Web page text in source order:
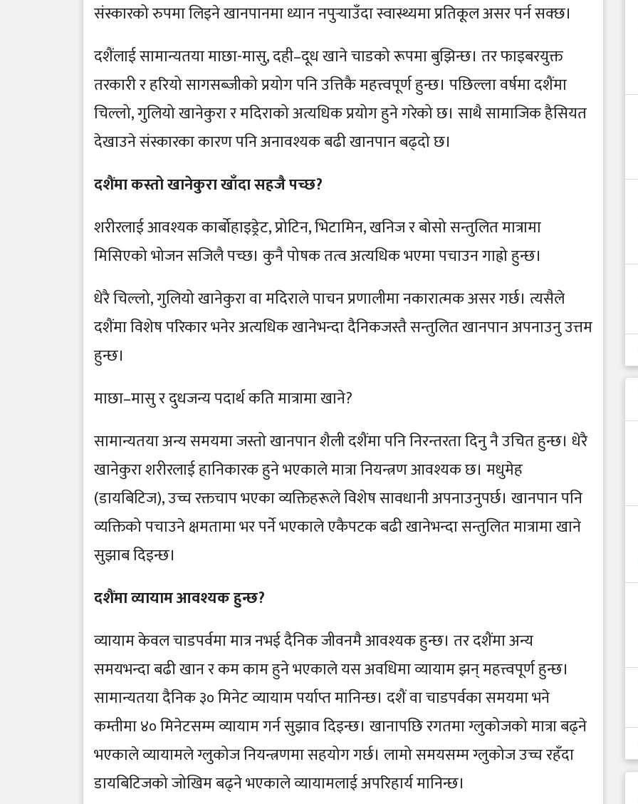
संस्कारको रुपमा लिइने खानपानमा ध्यान नपुर्‍याउँदा स्वास्थ्यमा प्रतिकूल असर पर्न सक्छ।
दशैंलाई सामान्यतया माछा-मासु, दही–दूध खाने चाडको रूपमा बुझिन्छ। तर फाइबरयुक्त
तरकारी र हरियो सागसब्जीको प्रयोग पनि उत्तिकै महत्त्वपूर्ण हुन्छ। पछिल्ला वर्षमा दशैंमा
चिल्लो, गुलियो खानेकुरा र मदिराको अत्यधिक प्रयोग हुने गरेको छ। साथै सामाजिक हैसियत
देखाउने संस्कारका कारण पनि अनावश्यक बढी खानपान बढ्दो छ।
दशैंमा कस्तो खानेकुरा खाँदा सहजै पच्छ?
शरीरलाई आवश्यक कार्बोहाइड्रेट, प्रोटिन, भिटामिन, खनिज र बोसो सन्तुलित मात्रामा
मिसिएको भोजन सजिलै पच्छ। कुनै पोषक तत्व अत्यधिक भएमा पचाउन गाह्रो हुन्छ।
धेरै चिल्लो, गुलियो खानेकुरा वा मदिराले पाचन प्रणालीमा नकारात्मक असर गर्छ। त्यसैले
दशैंमा विशेष परिकार भनेर अत्यधिक खानेभन्दा दैनिकजस्तै सन्तुलित खानपान अपनाउनु उत्तम
हुन्छ।
माछा–मासु र दुधजन्य पदार्थ कति मात्रामा खाने?
सामान्यतया अन्य समयमा जस्तो खानपान शैली दशैंमा पनि निरन्तरता दिनु नै उचित हुन्छ। धेरै
खानेकुरा शरीरलाई हानिकारक हुने भएकाले मात्रा नियन्त्रण आवश्यक छ। मधुमेह
(डायबिटिज), उच्च रक्तचाप भएका व्यक्तिहरूले विशेष सावधानी अपनाउनुपर्छ। खानपान पनि
व्यक्तिको पचाउने क्षमतामा भर पर्ने भएकाले एकैपटक बढी खानेभन्दा सन्तुलित मात्रामा खाने
सुझाब दिइन्छ।
दशैंमा व्यायाम आवश्यक हुन्छ?
व्यायाम केवल चाडपर्वमा मात्र नभई दैनिक जीवनमै आवश्यक हुन्छ। तर दशैंमा अन्य
समयभन्दा बढी खान र कम काम हुने भएकाले यस अवधिमा व्यायाम झन् महत्त्वपूर्ण हुन्छ।
सामान्यतया दैनिक ३० मिनेट व्यायाम पर्याप्त मानिन्छ। दशैं वा चाडपर्वका समयमा भने
कम्तीमा ४० मिनेटसम्म व्यायाम गर्न सुझाव दिइन्छ। खानापछि रगतमा ग्लुकोजको मात्रा बढ्ने
भएकाले व्यायामले ग्लुकोज नियन्त्रणमा सहयोग गर्छ। लामो समयसम्म ग्लुकोज उच्च रहँदा
डायबिटिजको जोखिम बढ्ने भएकाले व्यायामलाई अपरिहार्य मानिन्छ।